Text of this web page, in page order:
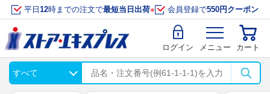
平日 12時までの注文で最短当日出荷※ 会員登録で550円クーポン
ログイン メニュー カート